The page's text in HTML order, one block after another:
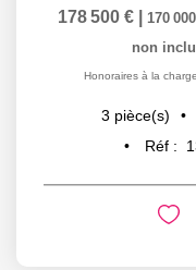
148 900 € |139
non
Honoraires à la
2pièce(s)
Réf :